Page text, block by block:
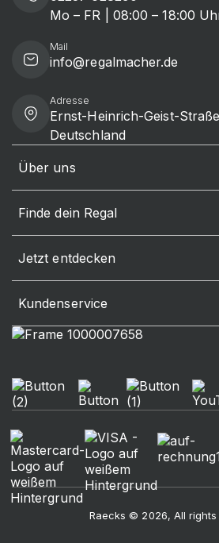
Mo – FR | 08:00 – 18:00
Mail
info@regalmacher.de
Adresse
Ernst-Heinrich-Geist-
Deutschland
Über uns
Finde dein Regal
Jetzt entdecken
Kundenservice
Raecks © 2026, All